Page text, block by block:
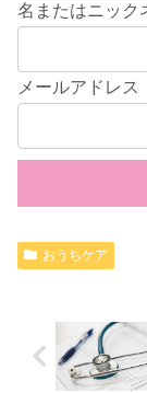
名またはニック
メールアドレス
おうちケア